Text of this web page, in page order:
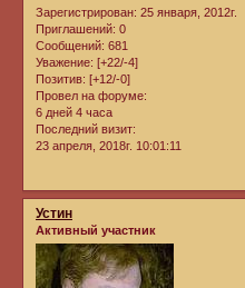
Зарегистрирован: 25 января, 2012г.
Приглашений: 0
Сообщений: 681
Уважение: [+22/-4]
Позитив: [+12/-0]
Провел на форуме:
6 дней 4 часа
Последний визит:
23 апреля, 2018г. 10:01:11
Устин
Активный участник